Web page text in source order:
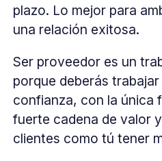
plazo. Lo mejor para
una relación exitosa.
Ser proveedor es un
porque deberás
confianza, con la única
fuerte cadena de valor
clientes como tú tener